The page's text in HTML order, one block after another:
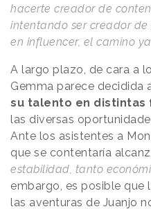
hacerte creador de
intentando ser creador
en influencer, el camino
A largo plazo, de cara a
Gemma parece decidida
su talento en distintas
las diversas
Ante los asistentes a
que se contentaría
estabilidad, tanto
embargo, es posible que
las aventuras de Juanjo